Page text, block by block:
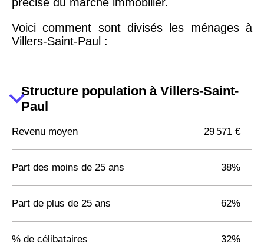
Voici comment sont divisés les ménages à
Villers-Saint-Paul :
Structure population à Villers-Saint-
Paul
Revenu moyen 29 571 €
Part des moins de 25 ans 38%
Part de plus de 25 ans 62%
% de célibataires 32%